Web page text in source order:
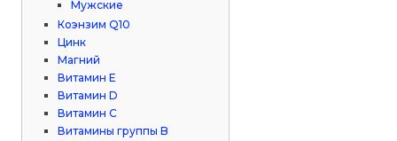
Мужские
Коэнзим Q10
Цинк
Магний
Витамин Е
Витамин D
Витамин С
Витамины группы B